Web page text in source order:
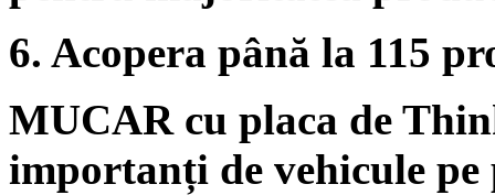
6. Acopera până la 115
MUCAR cu placa de
importanți de vehicule pe